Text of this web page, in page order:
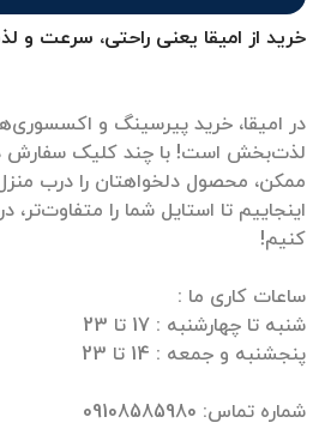
خرید از امیقا یعنی راحتی، سرعت و
در امیقا، خرید پیرسینگ و
لذت‌بخش است! با چند کلیک سفارش
ممکن، محصول دلخواهتان را درب
اینجاییم تا استایل شما را